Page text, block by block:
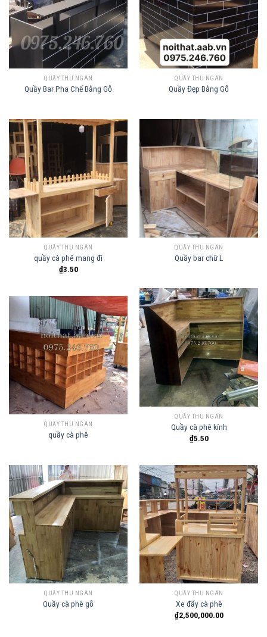
QUẦY THU NGÂN
Quầy Bar Pha Chế Bằng Gỗ
QUẦY THU NGÂN
Quầy Đẹp Bằng Gỗ
QUẦY THU NGÂN
quầy cà phê mang đi
₫3.50
QUẦY THU NGÂN
Quầy bar chữ L
QUẦY THU NGÂN
Quầy cà phê kính
₫5.50
QUẦY THU NGÂN
quầy cà phê
QUẦY THU NGÂN
Quầy cà phê gỗ
QUẦY THU NGÂN
Xe đẩy cà phê
₫2,500,000.00